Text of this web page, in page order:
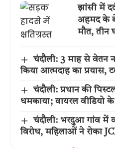
झांसी में
अहमद के
मौत, तीन
चंदौली: 3 माह से वेतन
किया आत्मदाह का प्रयास,
चंदौली: प्रधान की
धमकाया; वायरल वीडियो के
चंदौली: भरदुआ गांव में
विरोध, महिलाओं ने रोका